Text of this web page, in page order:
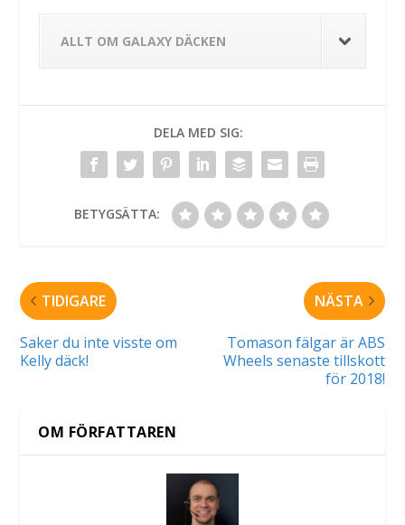
ALLT OM GALAXY DÄCKEN
DELA MED SIG:
BETYGSÄTTA:
TIDIGARE
Saker du inte visste om
Kelly däck!
NÄSTA
Tomason fälgar är ABS
Wheels senaste tillskott
för 2018!
OM FÖRFATTAREN